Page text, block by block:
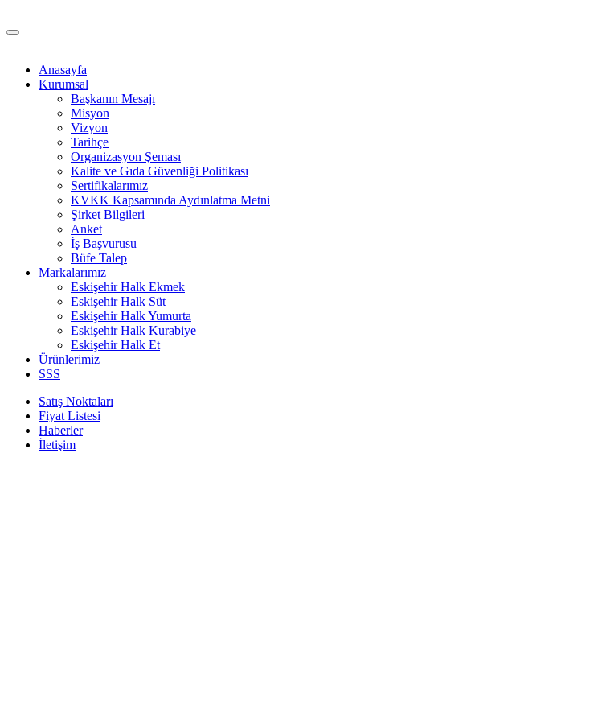
Anasayfa
Kurumsal
Başkanın Mesajı
Misyon
Vizyon
Tarihçe
Organizasyon Şeması
Kalite ve Gıda Güvenliği Politikası
Sertifikalarımız
KVKK Kapsamında Aydınlatma Metni
Şirket Bilgileri
Anket
İş Başvurusu
Büfe Talep
Markalarımız
Eskişehir Halk Ekmek
Eskişehir Halk Süt
Eskişehir Halk Yumurta
Eskişehir Halk Kurabiye
Eskişehir Halk Et
Ürünlerimiz
SSS
Satış Noktaları
Fiyat Listesi
Haberler
İletişim